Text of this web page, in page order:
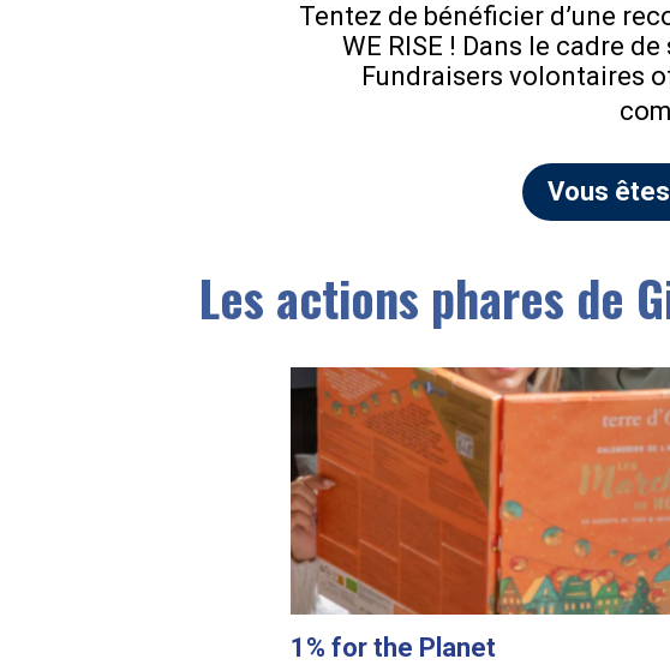
Tentez de bénéficier d’une
WE RISE ! Dans le cadre
Fundraisers volontaires
Vous
Les actions phares de
1% for the Planet